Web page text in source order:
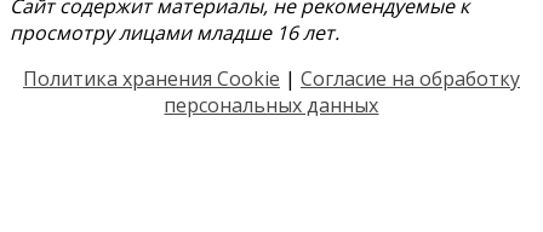
Сайт содержит материалы, не рекомендуемые к
просмотру лицами младше 16 лет.
Политика хранения Cookie | Согласие на обработку
персональных данных